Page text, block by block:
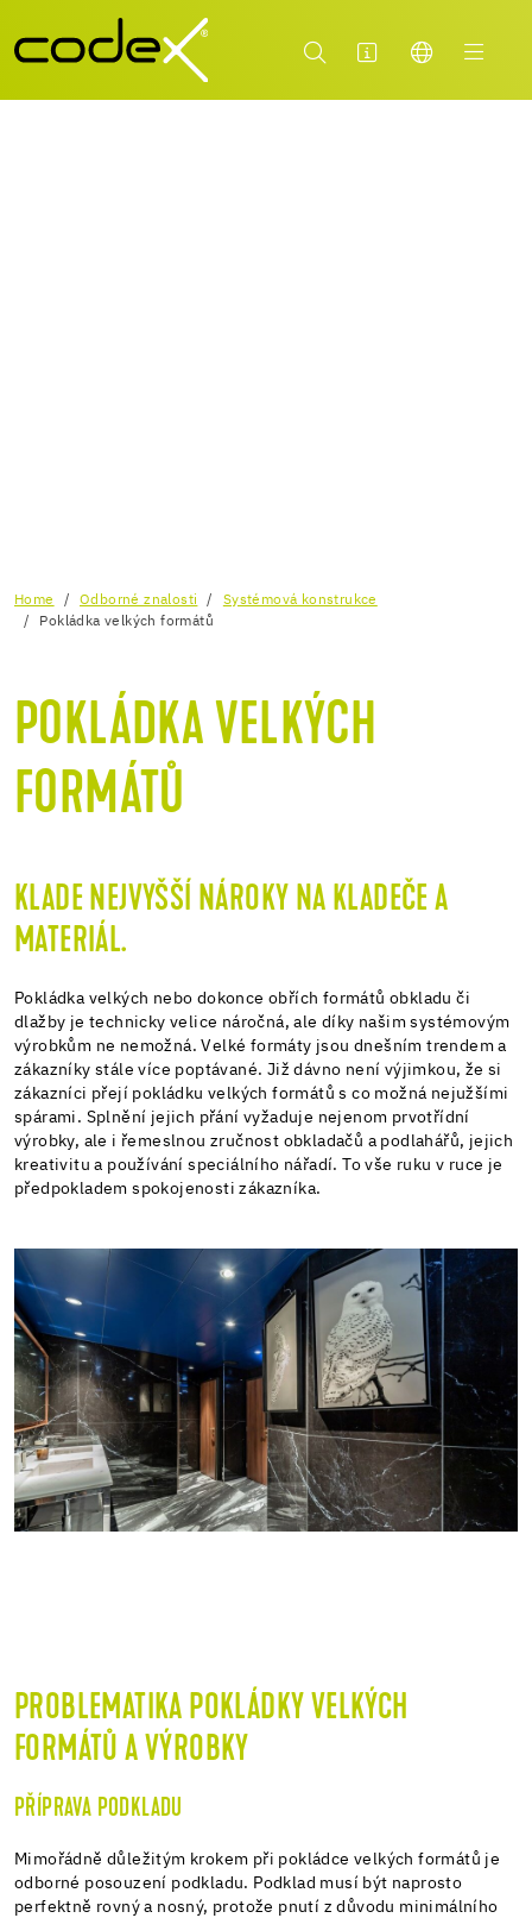
Home Odborné znalosti
Systémová konstrukce
Pokládka velkých formátů
POKLÁDKA VELKÝCH
FORMÁTŮ
KLADE NEJVYŠŠÍ NÁROKY NA KLADEČE A
MATERIÁL.
Pokládka velkých nebo dokonce obřích formátů obkladu či
dlažby je technicky velice náročná, ale díky našim systémovým
výrobkům ne nemožná. Velké formáty jsou dnešním trendem a
zákazníky stále více poptávané. Již dávno není výjimkou, že si
zákazníci přejí pokládku velkých formátů s co možná nejužšími
spárami. Splnění jejich přání vyžaduje nejenom prvotřídní
výrobky, ale i řemeslnou zručnost obkladačů a podlahářů, jejich
kreativitu a používání speciálního nářadí. To vše ruku v ruce je
předpokladem spokojenosti zákazníka.
PROBLEMATIKA POKLÁDKY VELKÝCH
FORMÁTŮ A VÝROBKY
PŘÍPRAVA PODKLADU
Mimořádně důležitým krokem při pokládce velkých formátů je
odborné posouzení podkladu. Podklad musí být naprosto
perfektně rovný a nosný, protože pnutí z důvodu minimálního